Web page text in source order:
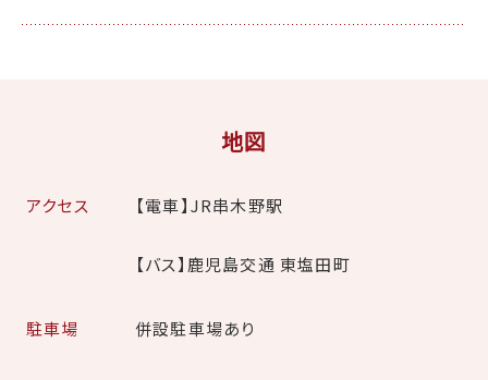
地図
アクセス 【電車】JR串木野駅
【バス】鹿児島交通 東塩田町
駐車場 併設駐車場あり